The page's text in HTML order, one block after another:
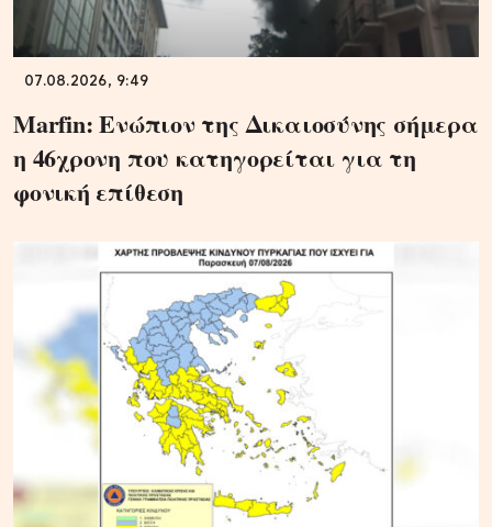
07.08.2026, 9:49
Marfin: Ενώπιον της Δικαιοσύνης σήμερα
η 46χρονη που κατηγορείται για τη
φονική επίθεση